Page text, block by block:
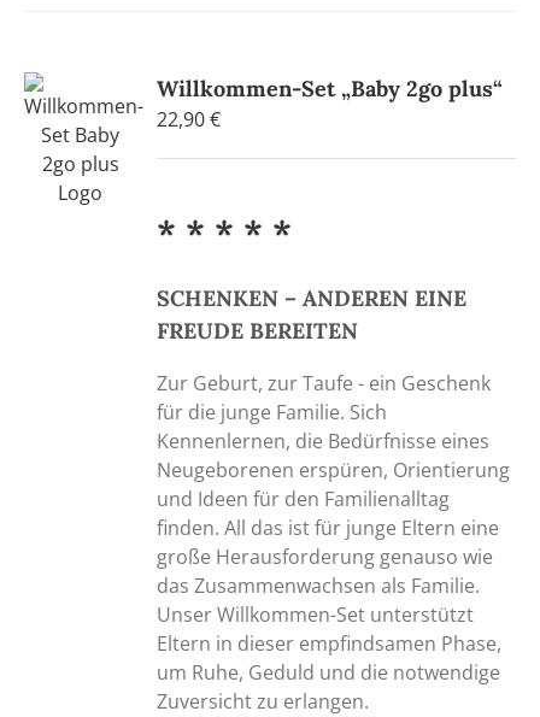
Willkommen-Set „Baby 2go plus“
22,90€
* * * * *
SCHENKEN – ANDEREN EINE
FREUDE BEREITEN
Zur Geburt, zur Taufe - ein Geschenk
für die junge Familie. Sich
Kennenlernen, die Bedürfnisse eines
Neugeborenen erspüren, Orientierung
und Ideen für den Familienalltag
finden. All das ist für junge Eltern eine
große Herausforderung genauso wie
das Zusammenwachsen als Familie.
Unser Willkommen-Set unterstützt
Eltern in dieser empfindsamen Phase,
um Ruhe, Geduld und die notwendige
Zuversicht zu erlangen.